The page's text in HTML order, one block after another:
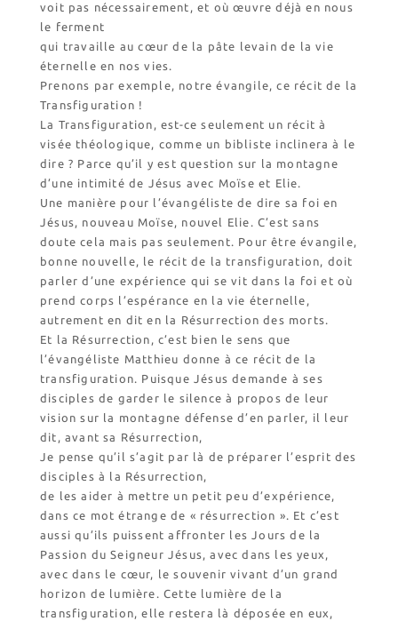
Biscuiterie St Dominique
Nos emballages
L’association
Prochains événements
Dernières conférences
Contact Accueil
Contact Biscuiterie
voit pas nécessairement, et où œuvre déjà en nous
le ferment
qui travaille au cœur de la pâte levain de la vie
éternelle en nos vies.
Prenons par exemple, notre évangile, ce récit de la
Transfiguration !
La Transfiguration, est-ce seulement un récit à
visée théologique, comme un bibliste inclinera à le
dire ? Parce qu’il y est question sur la montagne
d’une intimité de Jésus avec Moïse et Elie.
Une manière pour l’évangéliste de dire sa foi en
Jésus, nouveau Moïse, nouvel Elie. C’est sans
doute cela mais pas seulement. Pour être évangile,
bonne nouvelle, le récit de la transfiguration, doit
parler d’une expérience qui se vit dans la foi et où
prend corps l’espérance en la vie éternelle,
autrement en dit en la Résurrection des morts.
Et la Résurrection, c’est bien le sens que
l’évangéliste Matthieu donne à ce récit de la
transfiguration. Puisque Jésus demande à ses
disciples de garder le silence à propos de leur
vision sur la montagne défense d’en parler, il leur
dit, avant sa Résurrection,
Je pense qu’il s’agit par là de préparer l’esprit des
disciples à la Résurrection,
de les aider à mettre un petit peu d’expérience,
dans ce mot étrange de « résurrection ». Et c’est
aussi qu’ils puissent affronter les Jours de la
Passion du Seigneur Jésus, avec dans les yeux,
avec dans le cœur, le souvenir vivant d’un grand
horizon de lumière. Cette lumière de la
transfiguration, elle restera là déposée en eux,